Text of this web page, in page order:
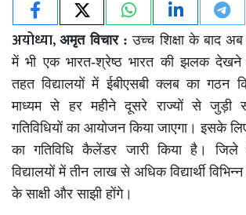
अयोध्या,अमृत विचार : उच्च शिक्षा के बाद अब
में भी एक भारत-श्रेष्ठ भारत की झलक देखने
तहत विद्यालयों में ईबीएसबी क्लब का गठन
माध्यम से हर महीने दूसरे राज्यों से जुड़ी
गतिविधियों का आयोजन किया जाएगा। इसके
का गतिविधि कैलेंडर जारी किया है। जिले
विद्यालयों में तीन लाख से अधिक विद्यार्थी
के साक्षी और साझी होंगे।